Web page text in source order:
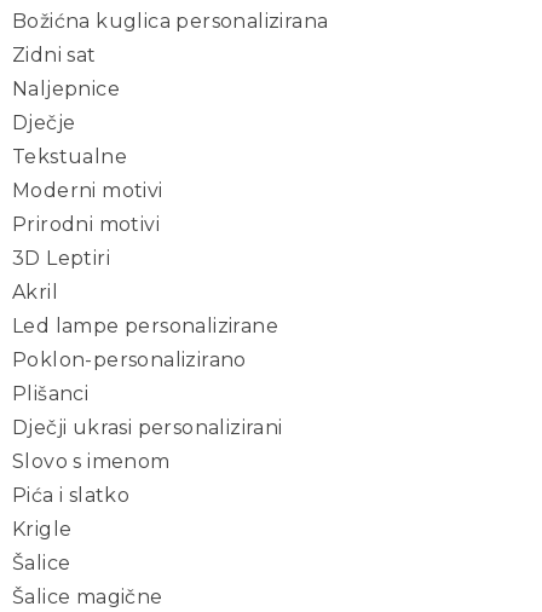
Božićna kuglica personalizirana
Zidni sat
Naljepnice
Dječje
Tekstualne
Moderni motivi
Prirodni motivi
3D Leptiri
Akril
Led lampe personalizirane
Poklon-personalizirano
Plišanci
Dječji ukrasi personalizirani
Slovo s imenom
Pića i slatko
Krigle
Šalice
Šalice magične